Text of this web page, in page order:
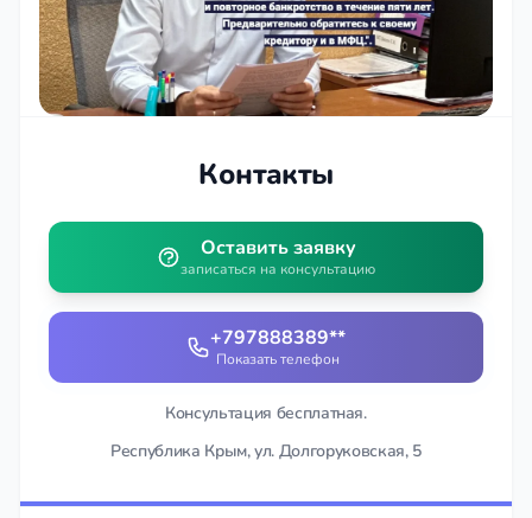
Контакты
Оставить заявку
записаться на консультацию
+797888389**
Показать телефон
Консультация бесплатная.
Республика Крым, ул. Долгоруковская, 5